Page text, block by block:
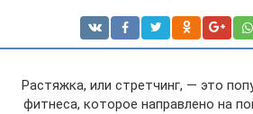
Растяжка, или стретчинг, — это
фитнеса, которое направлено на